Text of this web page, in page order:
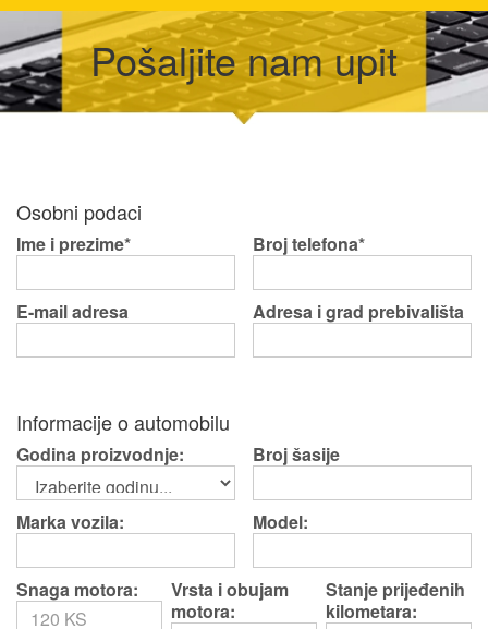
Pošaljite nam upit
Osobni podaci
Ime i prezime* Broj telefona*
E-mail adresa Adresa i grad prebivališta
Informacije o automobilu
Godina proizvodnje: Broj šasije
Marka vozila: Model:
Snaga motora:
Vrsta i obujam
motora:
Stanje prijeđenih
kilometara: